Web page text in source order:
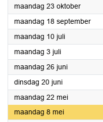
maandag 23 oktober2023
maandag 18 september2023
maandag 10 juli2023
maandag 3 juli2023
maandag 26 juni2023
dinsdag 20 juni2023
maandag 22 mei2023
maandag 8 mei2023